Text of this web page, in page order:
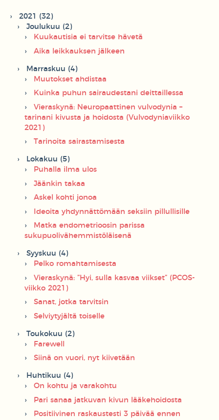
2021 (32)
Joulukuu (2)
Kuukautisia ei tarvitse hävetä
Aika leikkauksen jälkeen
Marraskuu (4)
Muutokset ahdistaa
Kuinka puhun sairaudestani deittaillessa
Vieraskynä: Neuropaattinen vulvodynia –
tarinani kivusta ja hoidosta (Vulvodyniaviikko
2021)
Tarinoita sairastamisesta
Lokakuu (5)
Puhalla ilma ulos
Jäänkin takaa
Askel kohti jonoa
Ideoita yhdynnättömään seksiin pillullisille
Matka endometrioosin parissa
sukupuolivähemmistöläisenä
Syyskuu (4)
Pelko romahtamisesta
Vieraskynä: ”Hyi, sulla kasvaa viikset” (PCOS-
viikko 2021)
Sanat, jotka tarvitsin
Selviytyjältä toiselle
Toukokuu (2)
Farewell
Siinä on vuori, nyt kiivetään
Huhtikuu (4)
On kohtu ja varakohtu
Pari sanaa jatkuvan kivun lääkehoidosta
Positiivinen raskaustesti 3 päivää ennen